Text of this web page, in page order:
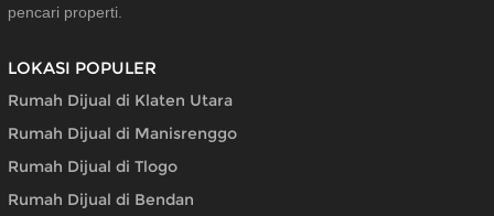
pencari properti.
LOKASI POPULER
Rumah Dijual di Klaten Utara
Rumah Dijual di Manisrenggo
Rumah Dijual di Tlogo
Rumah Dijual di Bendan